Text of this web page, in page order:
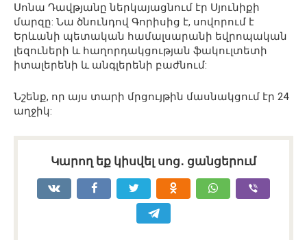
Սոնա Դավթյանը ներկայացնում էր Սյունիքի
մարզը: Նա ծնունդով Գորիսից է, սովորում է
Երևանի պետական համալսարանի եվրոպական
լեզուների և հաղորդակցության ֆակուլտետի
իտալերենի և անգլերենի բաժնում:
Նշենք, որ այս տարի մրցույթին մասնակցում էր 24
աղջիկ:
Կարող եք կիսվել սոց․ ցանցերում